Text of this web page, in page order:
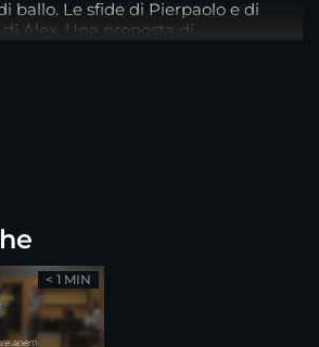
ballo. Le sfide di Pierpaolo e di
Alex. Una proposta di
Garrison e C. Rapino. Ospiti
< 1 MIN